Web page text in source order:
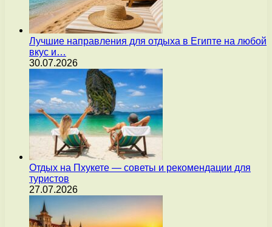
Лучшие направления для отдыха в Египте на любой
вкус и…
30.07.2026
Отдых на Пхукете — советы и рекомендации для
туристов
27.07.2026